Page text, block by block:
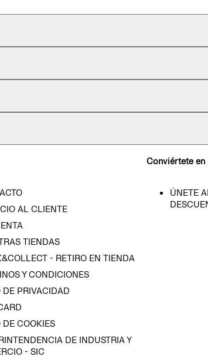
AL CLIENTE
TIENDAS
- RETIRO EN TIENDA
Y CONDICIONES
DE PRIVACIDAD
DE COOKIES
DE INDUSTRIA Y
- SIC
Conviértete en
ÚNETE